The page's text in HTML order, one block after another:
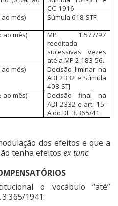
CC-1916
ao mês)
Súmula 618-STF
ao mês)
MP 1.577/97
reeditada
sucessivas vezes
até a MP 2.183-56.
ao mês)
Decisão liminar na
ADI 2332 e Súmula
408-STJ
ao mês)
Decisão final na
ADI 2332 e art. 15-
A do DL 3.365/41
dos efeitos e que a
tenha efeitos ex tunc.
o vocábulo “até”
1941: